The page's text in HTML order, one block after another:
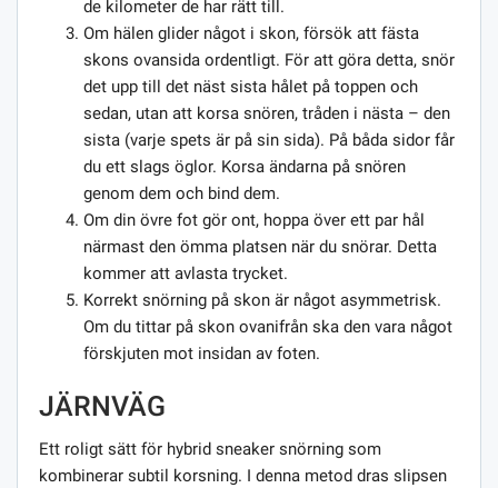
de kilometer de har rätt till.
Om hälen glider något i skon, försök att fästa
skons ovansida ordentligt. För att göra detta, snör
det upp till det näst sista hålet på toppen och
sedan, utan att korsa snören, tråden i nästa – den
sista (varje spets är på sin sida). På båda sidor får
du ett slags öglor. Korsa ändarna på snören
genom dem och bind dem.
Om din övre fot gör ont, hoppa över ett par hål
närmast den ömma platsen när du snörar. Detta
kommer att avlasta trycket.
Korrekt snörning på skon är något asymmetrisk.
Om du tittar på skon ovanifrån ska den vara något
förskjuten mot insidan av foten.
JÄRNVÄG
Ett roligt sätt för hybrid sneaker snörning som
kombinerar subtil korsning. I denna metod dras slipsen